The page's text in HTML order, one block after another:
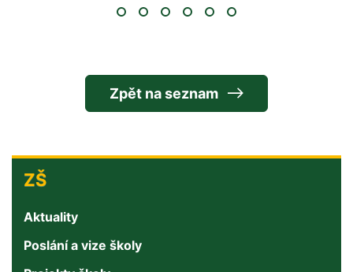
ZŠ
ZŠ
Aktuality
Poslání a vize školy
Zpět na seznam